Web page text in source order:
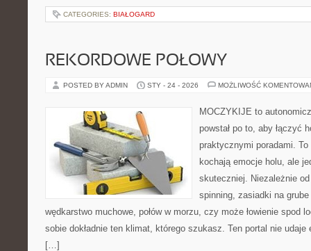
CATEGORIES: BIAŁOGARD
REKORDOWE POŁOWY
POSTED BY ADMIN STY - 24 - 2026 MOŻLIWOŚĆ
MOCZYKIJE to
powstał po to, aby łączyć
praktycznymi poradami.
kochają emocje holu, ale
skuteczniej. Niezależnie
spinning, zasiadki na
wędkarstwo muchowe, połów w morzu, czy może łowienie spod
sobie dokładnie ten klimat, którego szukasz. Ten portal nie udaje
[…]